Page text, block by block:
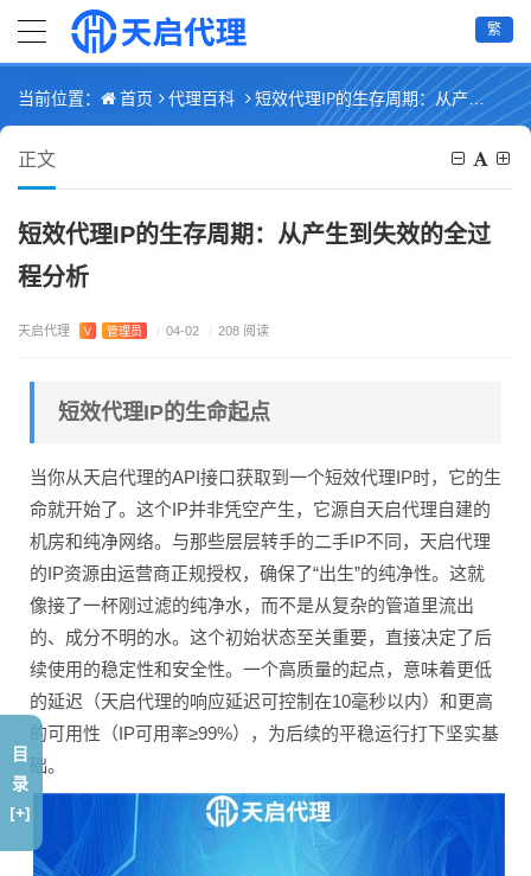
繁
当前位置： 首页 代理百科 短效代理IP的生存周期：从产生到失效的全过程分析
正文
短效代理IP的生存周期：从产生到失效的全过
程分析
天启代理 V 管理员 / 04-02 / 208 阅读
短效代理IP的生命起点
当你从天启代理的API接口获取到一个短效代理IP时，它的生
命就开始了。这个IP并非凭空产生，它源自天启代理自建的
机房和纯净网络。与那些层层转手的二手IP不同，天启代理
的IP资源由运营商正规授权，确保了“出生”的纯净性。这就
像接了一杯刚过滤的纯净水，而不是从复杂的管道里流出
的、成分不明的水。这个初始状态至关重要，直接决定了后
续使用的稳定性和安全性。一个高质量的起点，意味着更低
的延迟（天启代理的响应延迟可控制在10毫秒以内）和更高
的可用性（IP可用率≥99%），为后续的平稳运行打下坚实基
础。
目
录
[+]